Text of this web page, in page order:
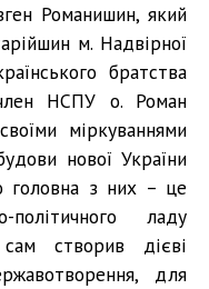
Романишин, який
м. Надвірної
братства
НСПУ о. Роман
міркуваннями
нової України
головна з них – це
політичного ладу
створив дієві
для